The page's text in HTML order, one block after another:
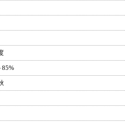
85%